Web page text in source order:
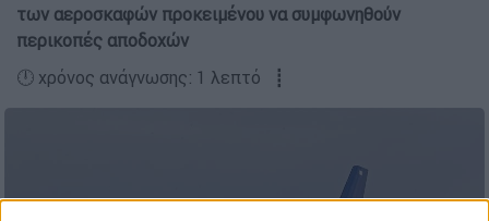
των αεροσκαφών προκειμένου να συμφωνηθούν
περικοπές αποδοχών
🕛 χρόνος ανάγνωσης: 1 λεπτό ┋